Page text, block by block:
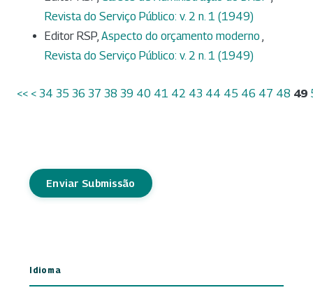
Revista do Serviço Público: v. 2 n. 1 (1949)
Editor RSP, Aspecto do orçamento moderno ,
Revista do Serviço Público: v. 2 n. 1 (1949)
<< < 34 35 36 37 38 39 40 41 42 43 44 45 46 47 48 49
Enviar Submissão
Idioma